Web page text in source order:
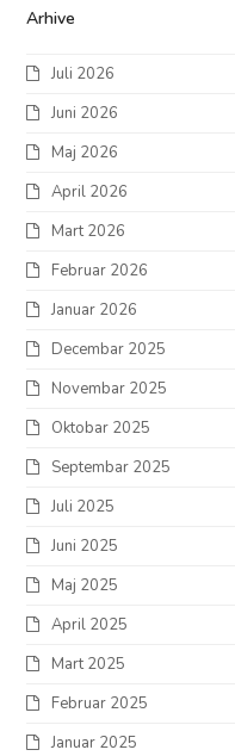
Arhive
Juli 2026
Juni 2026
Maj 2026
April 2026
Mart 2026
Februar 2026
Januar 2026
Decembar 2025
Novembar 2025
Oktobar 2025
Septembar 2025
Juli 2025
Juni 2025
Maj 2025
April 2025
Mart 2025
Februar 2025
Januar 2025